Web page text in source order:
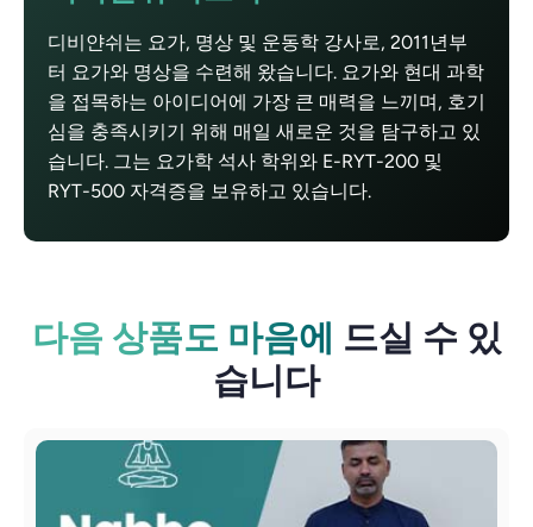
디비얀쉬는 요가, 명상 및 운동학 강사로, 2011년부
터 요가와 명상을 수련해 왔습니다. 요가와 현대 과학
을 접목하는 아이디어에 가장 큰 매력을 느끼며, 호기
심을 충족시키기 위해 매일 새로운 것을 탐구하고 있
습니다. 그는 요가학 석사 학위와 E-RYT-200 및
RYT-500 자격증을 보유하고 있습니다.
다음 상품도 마음에 드실 수 있
습니다